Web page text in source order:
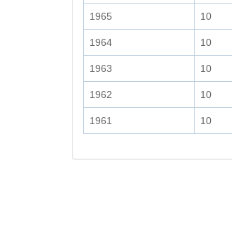
1965 10
1964 10
1963 10
1962 10
1961 10